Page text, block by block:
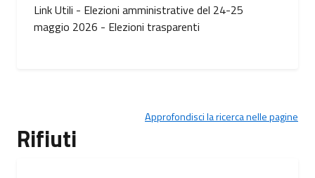
Link Utili - Elezioni amministrative del 24-25
maggio 2026 - Elezioni trasparenti
Approfondisci la ricerca nelle pagine
Rifiuti